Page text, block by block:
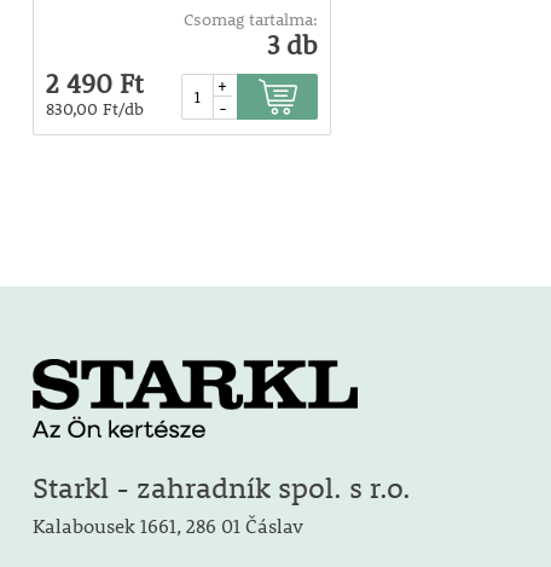
Csomag tartalma:
3 db
2 490 Ft
830,00 Ft/db
+
-
Starkl - zahradník spol. s r.o.
Kalabousek 1661, 286 01 Čáslav